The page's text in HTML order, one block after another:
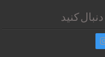
کنید